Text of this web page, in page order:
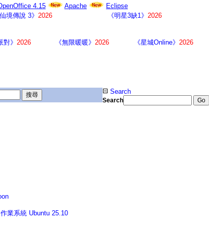
4.15 Apache
Eclipse
境傳說 3》 2026 《明星3缺1》 2026
對》 2026 《無限暖暖》 2026 《星城Online》 2026
業系統 Ubuntu 25.10
Search
Search